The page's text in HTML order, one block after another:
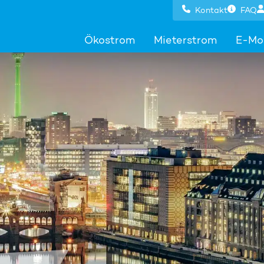
Ökostrom Mieterstrom E-
Kontakt FAQ